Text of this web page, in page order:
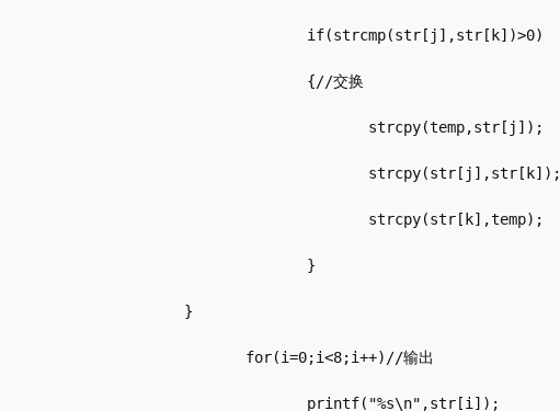
                     if(strcmp(str[j],str[k])>0)
                     {//交换
                            strcpy(temp,str[j]);
                            strcpy(str[j],str[k]);
                            strcpy(str[k],temp);
                     }
       }
              for(i=0;i<8;i++)//输出
                     printf("%s\n",str[i]);